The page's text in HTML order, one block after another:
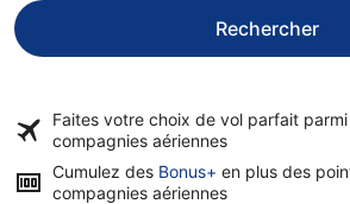
Rechercher
Faites votre choix de vol parfait
compagnies aériennes
Cumulez des Bonus+ en plus des
compagnies aériennes